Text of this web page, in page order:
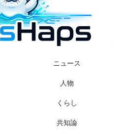
ニュース
人物
くらし
共知論